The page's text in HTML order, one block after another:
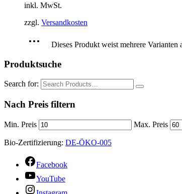
inkl. MwSt.
zzgl. Versandkosten
Dieses Produkt weist mehrere
Produktsuche
Search for:
Nach Preis filtern
Min. Preis Max. Preis
Bio-Zertifizierung: DE-ÖKO-005
Facebook
YouTube